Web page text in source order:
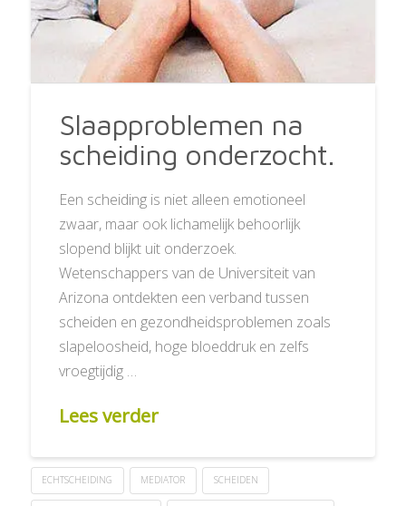
Slaapproblemen na
scheiding onderzocht.
Een scheiding is niet alleen emotioneel
zwaar, maar ook lichamelijk behoorlijk
slopend blijkt uit onderzoek.
Wetenschappers van de Universiteit van
Arizona ontdekten een verband tussen
scheiden en gezondheidsproblemen zoals
slapeloosheid, hoge bloeddruk en zelfs
vroegtijdig …
Lees verder
ECHTSCHEIDING MEDIATOR SCHEIDEN